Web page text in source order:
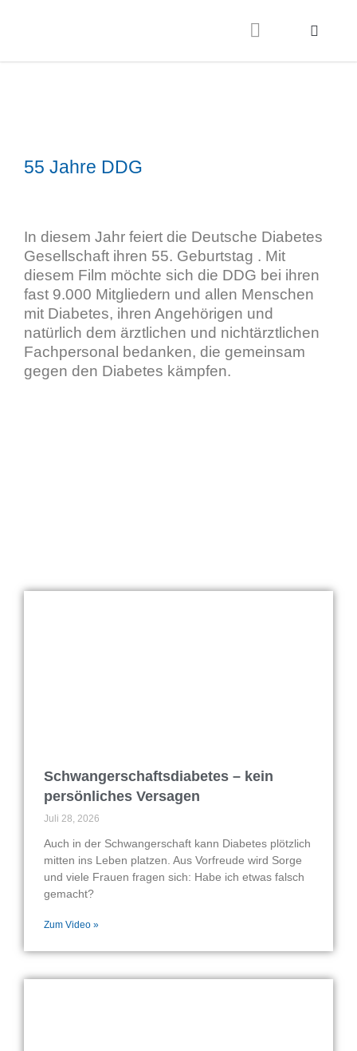
55 Jahre DDG
In diesem Jahr feiert die Deutsche Diabetes
Gesellschaft ihren 55. Geburtstag . Mit
diesem Film möchte sich die DDG bei ihren
fast 9.000 Mitgliedern und allen Menschen
mit Diabetes, ihren Angehörigen und
natürlich dem ärztlichen und nichtärztlichen
Fachpersonal bedanken, die gemeinsam
gegen den Diabetes kämpfen.
Schwangerschaftsdiabetes – kein
persönliches Versagen
Juli 28, 2026
Auch in der Schwangerschaft kann Diabetes plötzlich
mitten ins Leben platzen. Aus Vorfreude wird Sorge
und viele Frauen fragen sich: Habe ich etwas falsch
gemacht?
Zum Video »